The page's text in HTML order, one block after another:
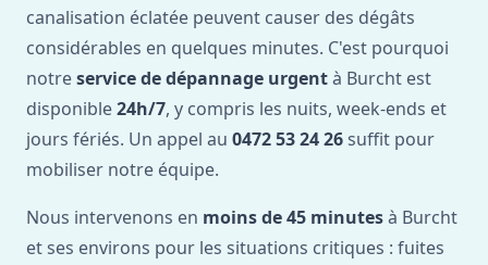
canalisation éclatée peuvent causer des dégâts
considérables en quelques minutes. C'est pourquoi
notreservice de dépannage urgentà Burcht est
disponible24h/7, y compris les nuits, week-ends et
jours fériés. Un appel au 0472 53 24 26 suffit pour
mobiliser notre équipe.
Nous intervenons en moins de 45 minutesà Burcht
et ses environs pour les situations critiques : fuites